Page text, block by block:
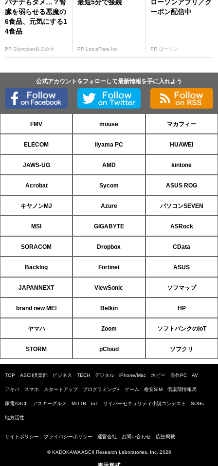
バナナもダメ…？腎
臓を弱らせる悪魔の
6食品、元気にする1
4食品
PR Skyrocket株式会社
最短5分で接続
PR LotusFlare Inc
ローソンアプリ／ク
ーポン配信中
PR ローソン
公式アカウントをフォローして最新情報を手に入れよう
FMV mouse マカフィー
ELECOM iiyama PC HUAWEI
JAWS-UG AMD kintone
Acrobat Sycom ASUS ROG
キヤノンMJ Azure パソコンSEVEN
MSI GIGABYTE ASRock
SORACOM Dropbox CData
Backlog Fortinet ASUS
JAPANNEXT ViewSonic ソフマップ
brand new ME! Belkin HP
ヤマハ Zoom ソフトバンクのIoT
STORM pCloud ソフクリ
TOP ASCII倶楽部 ビジネス TECH デジタル iPhone/Mac ホビー 自作PC AV
アキバ スマホ スタートアップ プログラミング+ ゲーム 格安SIM 倶楽部情報局
家電ASCII アスキーグルメ MITTR IoT サイバーセキュリティ小説コンテスト SDGs
地方活性
サイトポリシー プライバシーポリシー 運営会社 お問い合わせ 広告掲載
© KADOKAWA ASCII Research Laboratories, Inc. 2026